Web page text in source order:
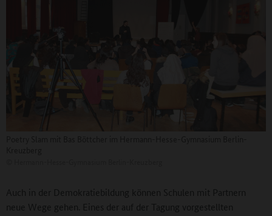
Auch in der Demokratiebildung können Schulen mit Partnern
neue Wege gehen. Eines der auf der Tagung vorgestellten